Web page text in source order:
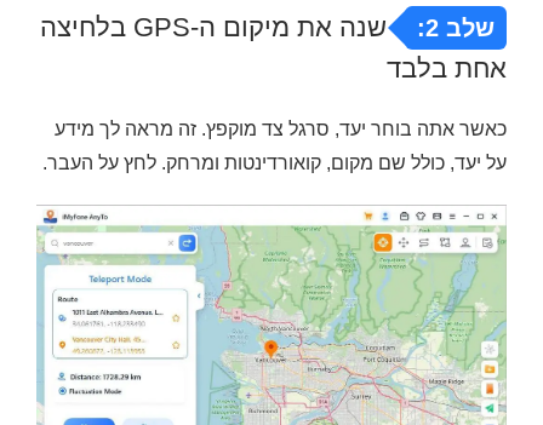
שלב 2:
שנה את מיקום ה-GPS בלחיצה
אחת בלבד
כאשר אתה בוחר יעד, סרגל צד מוקפץ. זה מראה לך מידע
על יעד, כולל שם מקום, קואורדינטות ומרחק. לחץ על העבר.